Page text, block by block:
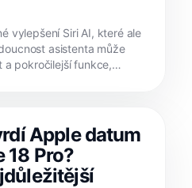
vylepšení Siri AI, které ale
asistenta může
a pokročilejší funkce,
Apple datum
18 Pro?